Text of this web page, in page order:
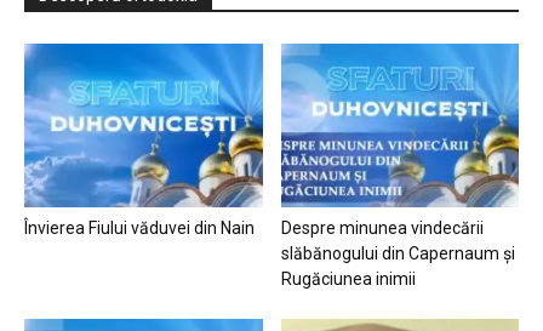
Învierea Fiului văduvei din Nain
Despre minunea vindecării
slăbănogului din Capernaum și
Rugăciunea inimii